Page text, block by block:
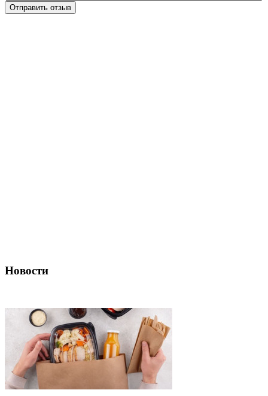
Отправить отзыв
Новости